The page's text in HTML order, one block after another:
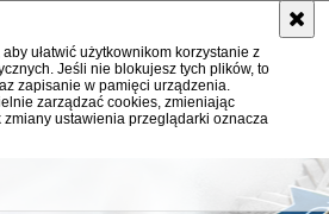
ułatwić użytkownikom korzystanie z
Jeśli nie blokujesz tych plików, to
zapisanie w pamięci urządzenia.
zarządzać cookies, zmieniając
ustawienia przeglądarki oznacza